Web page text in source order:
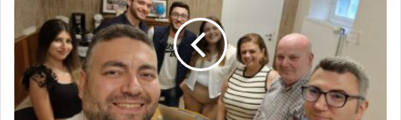
وتحضير
المخيم
الصيفي
السنوي